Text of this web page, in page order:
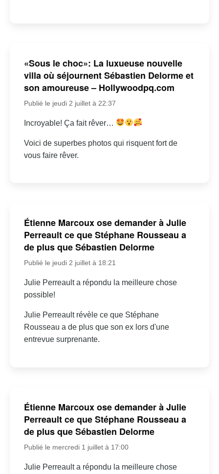
«Sous le choc»: La luxueuse nouvelle
villa où séjournent Sébastien Delorme et
son amoureuse – Hollywoodpq.com
Publié le jeudi 2 juillet à 22:37
Incroyable! Ça fait rêver…
Voici de superbes photos qui risquent fort de
vous faire rêver.
Étienne Marcoux ose demander à Julie
Perreault ce que Stéphane Rousseau a
de plus que Sébastien Delorme
Publié le jeudi 2 juillet à 18:21
Julie Perreault a répondu la meilleure chose
possible!
Julie Perreault révèle ce que Stéphane
Rousseau a de plus que son ex lors d'une
entrevue surprenante.
Étienne Marcoux ose demander à Julie
Perreault ce que Stéphane Rousseau a
de plus que Sébastien Delorme
Publié le mercredi 1 juillet à 17:00
Julie Perreault a répondu la meilleure chose